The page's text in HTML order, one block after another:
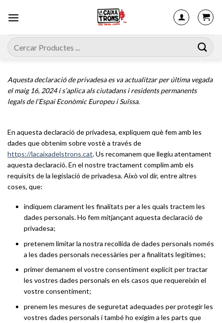
Cerca:
Aquesta declaració de privadesa es va actualitzar per última vegada
el maig 16, 2024 i s’aplica als ciutadans i residents permanents
legals de l’Espai Econòmic Europeu i Suïssa.
En aquesta declaració de privadesa, expliquem què fem amb les
dades que obtenim sobre vostè a través de
https://lacaixadelstrons.cat. Us recomanem que llegiu atentament
aquesta declaració. En el nostre tractament complim amb els
requisits de la legislació de privadesa. Això vol dir, entre altres
coses, que:
indiquem clarament les finalitats per a les quals tractem les
dades personals. Ho fem mitjançant aquesta declaració de
privadesa;
pretenem limitar la nostra recollida de dades personals només
a les dades personals necessàries per a finalitats legítimes;
primer demanem el vostre consentiment explícit per tractar
les vostres dades personals en els casos que requereixin el
vostre consentiment;
prenem les mesures de seguretat adequades per protegir les
vostres dades personals i també ho exigim a les parts que